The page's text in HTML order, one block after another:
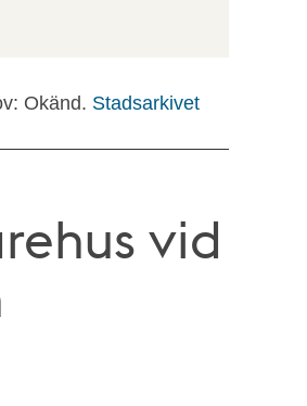
Okänd. Stadsarkivet
vid